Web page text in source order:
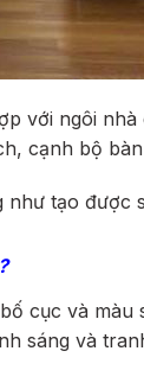
với ngôi nhà
cạnh bộ
tạo được
cục và màu
sáng và